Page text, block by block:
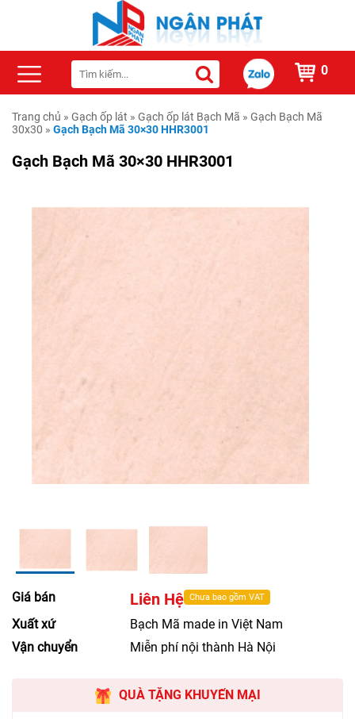
0
Trang chủ » Gạch ốp lát » Gạch ốp lát Bạch Mã » Gạch Bạch Mã
30x30 » Gạch Bạch Mã 30×30 HHR3001
Gạch Bạch Mã 30×30 HHR3001
Giá bán Liên Hệ Chưa bao gồm VAT
Xuất xứ
Bạch Mã made in Việt Nam
Vận chuyển
Miễn phí nội thành Hà Nội
QUÀ TẶNG KHUYẾN MẠI